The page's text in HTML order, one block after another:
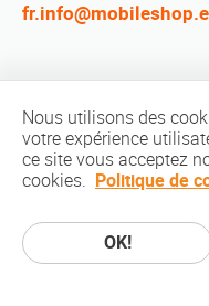
Copyright © 2010-2026
Nous utilisons des
votre expérience
ce site vous acceptez
cookies. Politique de
OK!